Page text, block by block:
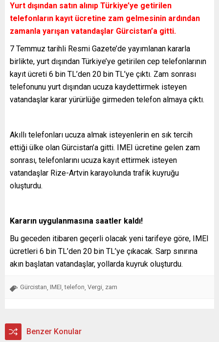
Yurt dışından satın alınıp Türkiye’ye getirilen
telefonların kayıt ücretine zam gelmesinin ardından
zamanla yarışan vatandaşlar Gürcistan’a gitti.
7 Temmuz tarihli Resmi Gazete’de yayımlanan kararla
birlikte, yurt dışından Türkiye’ye getirilen cep telefonlarının
kayıt ücreti 6 bin TL’den 20 bin TL’ye çıktı. Zam sonrası
telefonunu yurt dışından ucuza kaydettirmek isteyen
vatandaşlar karar yürürlüğe girmeden telefon almaya çıktı.
Akıllı telefonları ucuza almak isteyenlerin en sık tercih
ettiği ülke olan Gürcistan’a gitti. IMEI ücretine gelen zam
sonrası, telefonlarını ucuza kayıt ettirmek isteyen
vatandaşlar Rize-Artvin karayolunda trafik kuyruğu
oluşturdu.
Kararın uygulanmasına saatler kaldı!
Bu geceden itibaren geçerli olacak yeni tarifeye göre, IMEI
ücretleri 6 bin TL’den 20 bin TL’ye çıkacak. Sarp sınırına
akın başlatan vatandaşlar, yollarda kuyruk oluşturdu.
Gürcistan IMEI ,telefon Vergi zam
Benzer Konular